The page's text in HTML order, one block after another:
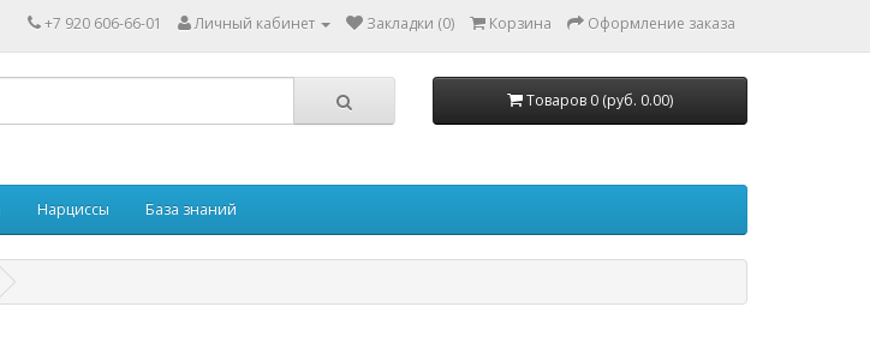
+7 920 606-66-01 Личный кабинет Закладки (0) Корзина Оформление заказа
Товаров 0 (руб. 0.00)
Нарциссы База знаний